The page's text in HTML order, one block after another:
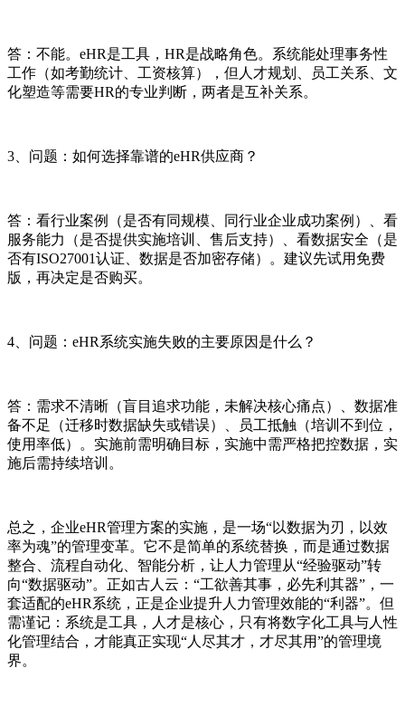
答：不能。eHR是工具，HR是战略角色。系统能处理事务性
工作（如考勤统计、工资核算），但人才规划、员工关系、文
化塑造等需要HR的专业判断，两者是互补关系。
3、问题：如何选择靠谱的eHR供应商？
答：看行业案例（是否有同规模、同行业企业成功案例）、看
服务能力（是否提供实施培训、售后支持）、看数据安全（是
否有ISO27001认证、数据是否加密存储）。建议先试用免费
版，再决定是否购买。
4、问题：eHR系统实施失败的主要原因是什么？
答：需求不清晰（盲目追求功能，未解决核心痛点）、数据准
备不足（迁移时数据缺失或错误）、员工抵触（培训不到位，
使用率低）。实施前需明确目标，实施中需严格把控数据，实
施后需持续培训。
总之，企业eHR管理方案的实施，是一场“以数据为刃，以效
率为魂”的管理变革。它不是简单的系统替换，而是通过数据
整合、流程自动化、智能分析，让人力管理从“经验驱动”转
向“数据驱动”。正如古人云：“工欲善其事，必先利其器”，一
套适配的eHR系统，正是企业提升人力管理效能的“利器”。但
需谨记：系统是工具，人才是核心，只有将数字化工具与人性
化管理结合，才能真正实现“人尽其才，才尽其用”的管理境
界。